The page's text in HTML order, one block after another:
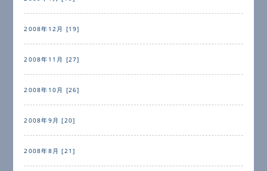
2008年12月 [19]
2008年11月 [27]
2008年10月 [26]
2008年9月 [20]
2008年8月 [21]